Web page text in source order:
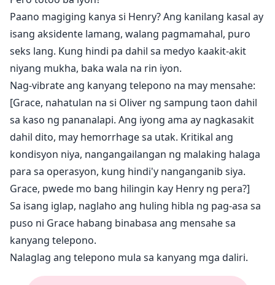
Paano magiging kanya si Henry? Ang kanilang kasal ay
isang aksidente lamang, walang pagmamahal, puro
seks lang. Kung hindi pa dahil sa medyo kaakit-akit
niyang mukha, baka wala na rin iyon.
Nag-vibrate ang kanyang telepono na may mensahe:
[Grace, nahatulan na si Oliver ng sampung taon dahil
sa kaso ng pananalapi. Ang iyong ama ay nagkasakit
dahil dito, may hemorrhage sa utak. Kritikal ang
kondisyon niya, nangangailangan ng malaking halaga
para sa operasyon, kung hindi'y nanganganib siya.
Grace, pwede mo bang hilingin kay Henry ng pera?]
Sa isang iglap, naglaho ang huling hibla ng pag-asa sa
puso ni Grace habang binabasa ang mensahe sa
kanyang telepono.
Nalaglag ang telepono mula sa kanyang mga daliri.